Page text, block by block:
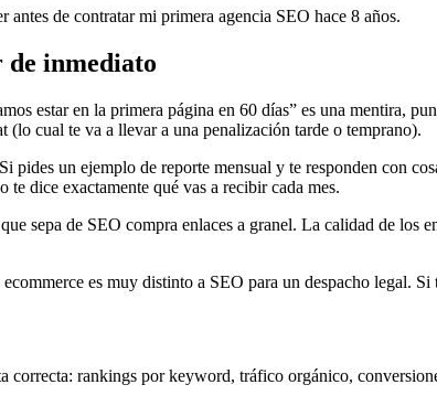
antes de contratar mi primera agencia SEO hace 8 años.
de inmediato
estar en la primera página en 60 días” es una mentira,
(lo cual te va a llevar a una penalización tarde o temprano).
Si pides un ejemplo de reporte mensual y te responden con
dice exactamente qué vas a recibir cada mes.
sepa de SEO compra enlaces a granel. La calidad de los
ecommerce es muy distinto a SEO para un despacho legal.
correcta: rankings por keyword, tráfico orgánico,